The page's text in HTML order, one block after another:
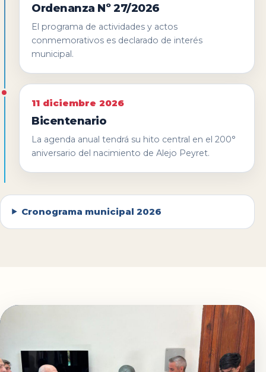
Ordenanza Nº 27/2026
El programa de actividades y actos
conmemorativos es declarado de interés
municipal.
11 diciembre 2026
Bicentenario
La agenda anual tendrá su hito central en el 200°
aniversario del nacimiento de Alejo Peyret.
Cronograma municipal 2026